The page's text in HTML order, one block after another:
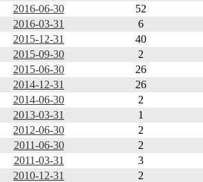
2016-06-30
52
2016-03-31
6
2015-12-31
40
2015-09-30
2
2015-06-30
26
2014-12-31
26
2014-06-30
2
2013-03-31
1
2012-06-30
2
2011-06-30
2
2011-03-31
3
2010-12-31
2